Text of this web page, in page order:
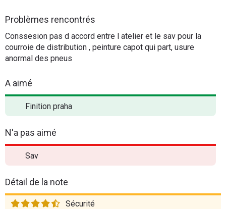
Problèmes rencontrés
Conssesion pas d accord entre l atelier et le sav pour la
courroie de distribution , peinture capot qui part, usure
anormal des pneus
A aimé
Finition praha
N'a pas aimé
Sav
Détail de la note
Sécurité